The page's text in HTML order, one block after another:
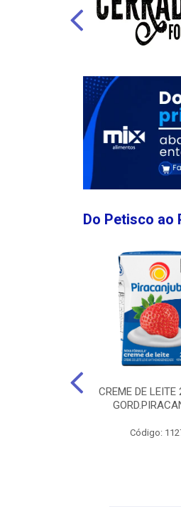
Do Petisco ao
CREME DE LEITE
Código: